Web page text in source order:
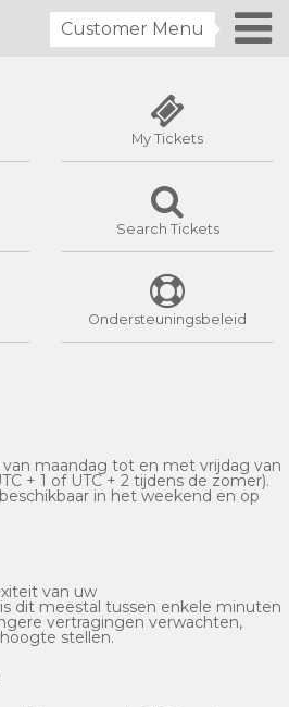
Customer Menu
My Tickets
Search Tickets
Ondersteuningsbeleid
maandag tot en met vrijdag van
+ 1 of UTC + 2 tijdens de zomer).
in het weekend en op
van uw
dit meestal tussen enkele minuten
vertragingen verwachten,
stellen.